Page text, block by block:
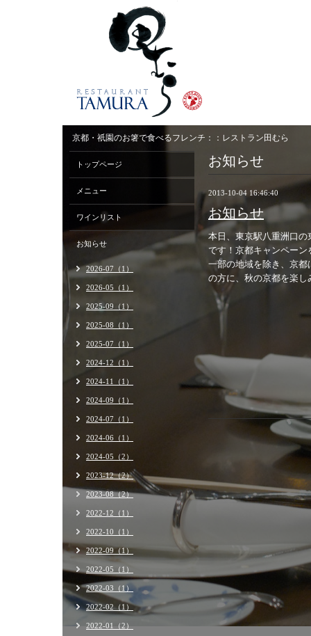
京都・祇園のお箸で食べるフレンチ：：レストラン田むら
お知らせ
2013-10-04 16:46:40
お知らせ
本日、東京駅八重洲口
です！京都キャンペーン
一部の地域を除き、京
の方に、秋の京都を楽
トップページ
メニュー
ワインリスト
お知らせ
2026-07（1）
2026-05（1）
2025-09（1）
2025-08（1）
2025-07（1）
2024-12（1）
2024-11（1）
2024-09（1）
2024-07（1）
2024-06（1）
2024-05（2）
2023-12（2）
2023-08（2）
2022-12（1）
2022-10（1）
2022-09（1）
2022-05（1）
2022-03（1）
2022-02（1）
2022-01（2）